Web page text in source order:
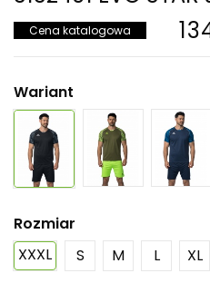
Cena katalogowa
Wariant
Rozmiar
XXXL
S M L XL